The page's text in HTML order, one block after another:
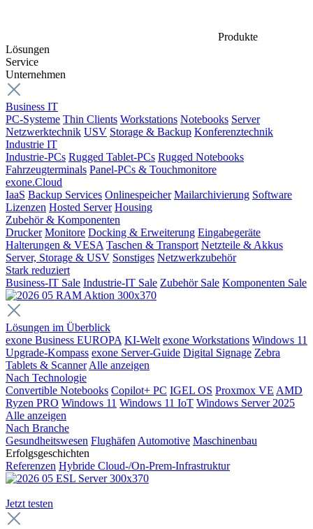
Produkte
Lösungen
Service
Unternehmen
Business IT
PC-Systeme Thin Clients Workstations Notebooks Server
Netzwerktechnik USV Storage & Backup Konferenztechnik
Industrie IT
Industrie-PCs Rugged Tablet-PCs Rugged Notebooks
Fahrzeugterminals Panel-PCs & Touchmonitore
exone.Cloud
IaaS Backup Services Onlinespeicher Mailarchivierung Software
Lizenzen Hosted Server Housing
Zubehör & Komponenten
Drucker Monitore Docking & Erweiterung Eingabegeräte
Halterungen & VESA Taschen & Transport Netzteile & Akkus
Server, Storage & USV Sonstiges Netzwerkzubehör
Stark reduziert
Business-IT Sale Industrie-IT Sale Zubehör Sale Komponenten Sale
Lösungen im Überblick
exone Business EUROPA KI-Welt exone Workstations Windows 11
Upgrade-Kompass exone Server-Guide Digital Signage Zebra
Tablets & Scanner Alle anzeigen
Nach Technologie
Convertible Notebooks Copilot+ PC IGEL OS Proxmox VE AMD
Ryzen PRO Windows 11 Windows 11 IoT Windows Server 2025
Alle anzeigen
Nach Branche
Gesundheitswesen Flughäfen Automotive Maschinenbau
Erfolgsgeschichten
Referenzen Hybride Cloud-/On-Prem-Infrastruktur
Jetzt testen